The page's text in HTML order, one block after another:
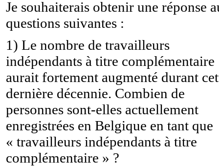
Je souhaiterais obtenir une réponse
questions suivantes :
1) Le nombre de travailleurs
indépendants à titre complémentaire
aurait fortement augmenté durant
dernière décennie. Combien de
personnes sont-elles actuellement
enregistrées en Belgique en tant que
« travailleurs indépendants à titre
complémentaire » ?